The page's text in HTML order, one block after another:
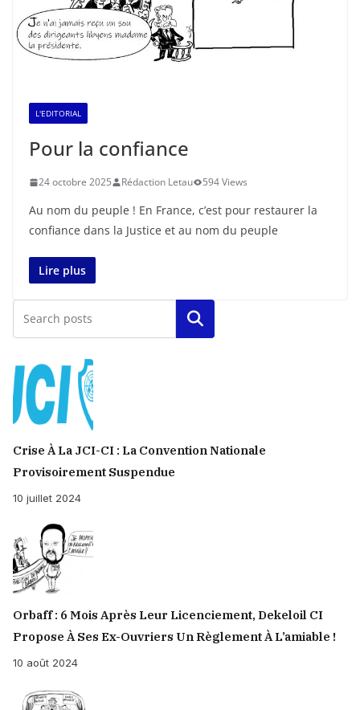
L'EDITORIAL
Pour la confiance
24 octobre 2025 Rédaction Letau 594 Views
Au nom du peuple ! En France, c’est pour restaurer la
confiance dans la Justice et au nom du peuple
Lire plus
Rechercher
Crise À La JCI-CI : La Convention Nationale
Provisoirement Suspendue
10 juillet 2024
Orbaff : 6 Mois Après Leur Licenciement, Dekeloil CI
Propose À Ses Ex-Ouvriers Un Règlement À L’amiable !
10 août 2024